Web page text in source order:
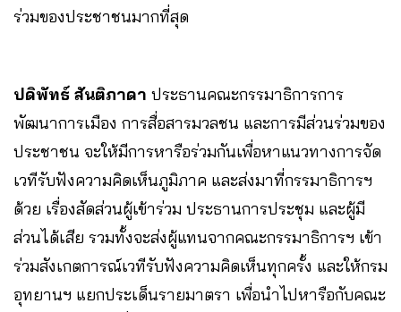
ร่วมของประชาชนมากที่สุด
ปดิพัทธ์ สันติภาดา ประธานคณะกรรมาธิการการ
พัฒนาการเมือง การสื่อสารมวลชน และการมีส่วนร่วมของ
ประชาชน จะให้มีการหารือร่วมกันเพื่อหาแนวทางการจัด
เวทีรับฟังความคิดเห็นภูมิภาค และส่งมาที่กรรมาธิการฯ
ด้วย เรื่องสัดส่วนผู้เข้าร่วม ประธานการประชุม และผู้มี
ส่วนได้เสีย รวมทั้งจะส่งผู้แทนจากคณะกรรมาธิการฯ เข้า
ร่วมสังเกตการณ์เวทีรับฟังความคิดเห็นทุกครั้ง และให้กรม
อุทยานฯ แยกประเด็นรายมาตรา เพื่อนำไปหารือกับคณะ